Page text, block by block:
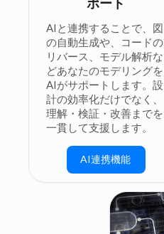
AIと連携することで、図
の自動生成や、コードの
リバース、モデル解析な
どあなたのモデリングを
AIがサポートします。設
計の効率化だけでなく、
理解・検証・改善までを
一貫して支援します。
AI連携機能